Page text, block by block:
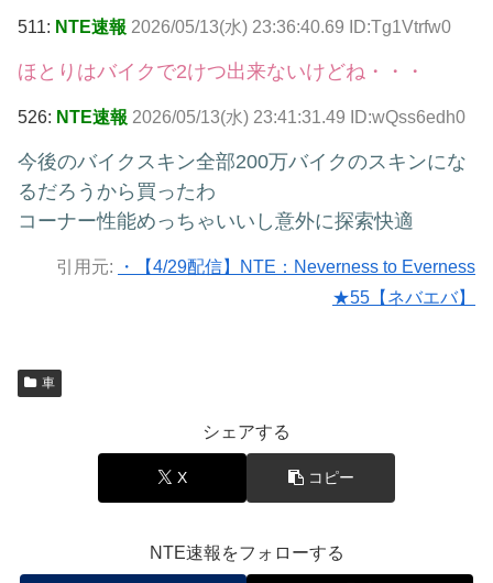
511: NTE速報 2026/05/13(水) 23:36:40.69 ID:Tg1Vtrfw0
ほとりはバイクで2けつ出来ないけどね・・・
526: NTE速報 2026/05/13(水) 23:41:31.49 ID:wQss6edh0
今後のバイクスキン全部200万バイクのスキンにな
るだろうから買ったわ
コーナー性能めっちゃいいし意外に探索快適
引用元:
・【4/29配信】NTE：Neverness to Everness
★55【ネバエバ】
車
シェアする
X コピー
NTE速報をフォローする